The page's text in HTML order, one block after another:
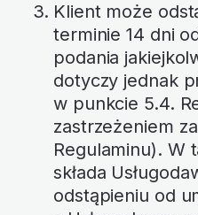
Klient może
terminie 14 dni
podania
dotyczy jednak
w punkcie 5.4.
zastrzeżeniem
Regulaminu). W
składa
odstąpieniu od